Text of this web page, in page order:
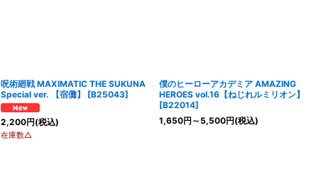
呪術廻戦 MAXIMATIC THE SUKUNA
Special ver. 【宿儺】
[B25043]
2,200円(税込)
在庫数△
僕のヒーローアカデミア AMAZING
HEROES vol.16【ねじれルミリオン】
[B22014]
1,650円 ～5,500円(税込)